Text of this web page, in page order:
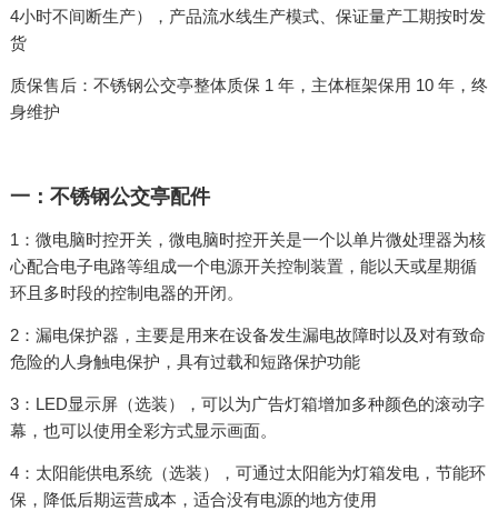
4小时不间断生产），产品流水线生产模式、保证量产工期按时发
货
质保售后：不锈钢公交亭整体质保 1 年，主体框架保用 10 年，终
身维护
一：不锈钢公交亭配件
1：微电脑时控开关，微电脑时控开关是一个以单片微处理器为核
心配合电子电路等组成一个电源开关控制装置，能以天或星期循
环且多时段的控制电器的开闭。
2：漏电保护器，主要是用来在设备发生漏电故障时以及对有致命
危险的人身触电保护，具有过载和短路保护功能
3：LED显示屏（选装），可以为广告灯箱增加多种颜色的滚动字
幕，也可以使用全彩方式显示画面。
4：太阳能供电系统（选装），可通过太阳能为灯箱发电，节能环
保，降低后期运营成本，适合没有电源的地方使用